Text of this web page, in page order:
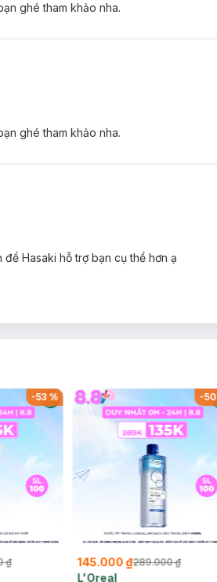
ghé tham khảo nha.
ghé tham khảo nha.
Hasaki hỗ trợ bạn cụ thể hơn ạ
-53%
₫
-50
145.000 ₫289.000 ₫
L'Oreal